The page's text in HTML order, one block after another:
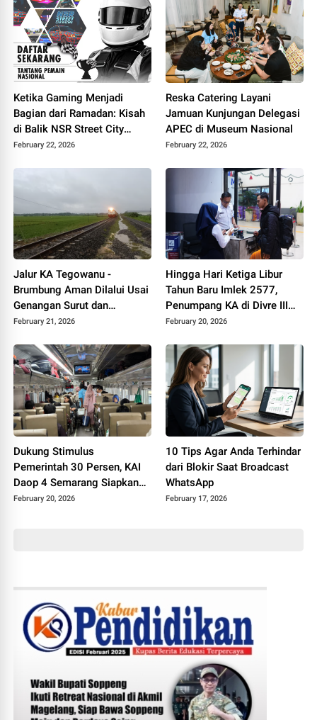
Ketika Gaming Menjadi
Bagian dari Ramadan: Kisah
di Balik NSR Street City
Battle
February 22, 2026
Reska Catering Layani
Jamuan Kunjungan Delegasi
APEC di Museum Nasional
February 22, 2026
Jalur KA Tegowanu -
Brumbung Aman Dilalui Usai
Genangan Surut dan
Dilakukan Penanganan Tim
Normal Kembali
February 21, 2026
Hingga Hari Ketiga Libur
Tahun Baru Imlek 2577,
Penumpang KA di Divre III
Palembang Capai 16.685
February 20, 2026
Dukung Stimulus
Pemerintah 30 Persen, KAI
Daop 4 Semarang Siapkan
Lebih dari Setengah Juta
February 20, 2026
10 Tips Agar Anda Terhindar
dari Blokir Saat Broadcast
WhatsApp
February 17, 2026